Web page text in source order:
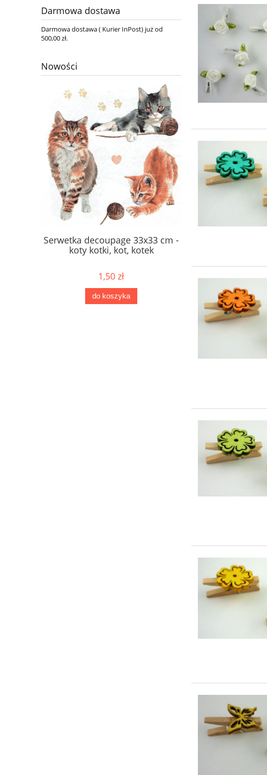
Darmowa dostawa
Darmowa dostawa ( Kurier InPost) już od
500,00 zł.
Nowości
Serwetka decoupage 33x33 cm -
koty kotki, kot, kotek
1,50 zł
do koszyka
5,90 zł
do koszyka